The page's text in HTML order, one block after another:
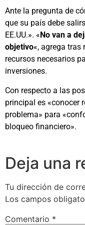
Ante la pregunta de
que su país debe
EE.UU.». « No van a
objetivo«, agrega tras
recursos necesarios
inversiones.
Con respecto a las
principal es «conocer
problema» para
bloqueo financiero».
Deja una
Tu dirección de
Los campos
Comentario *